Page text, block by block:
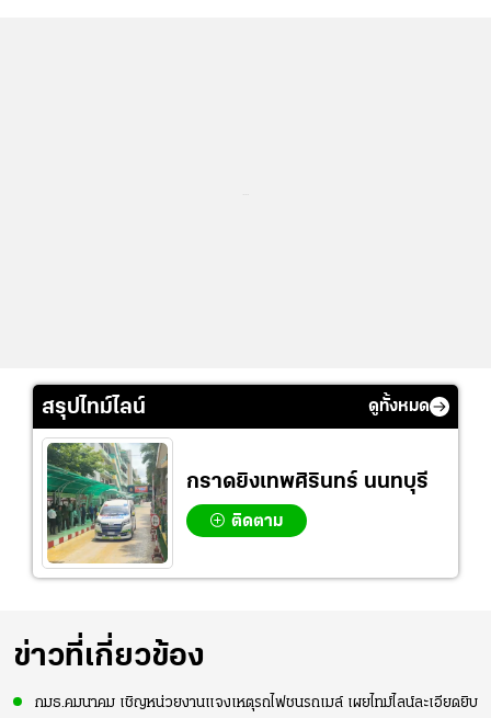
สรุปไทม์ไลน์ ดูทั้งหมด
กราดยิงเทพศิรินทร์ นนทบุรี
ติดตาม
ข่าวที่เกี่ยวข้อง
กมธ.คมนาคม เชิญหน่วยงานแจงเหตุรถไฟชนรถเมล์ เผยไทม์ไลน์ละเอียดยิบ